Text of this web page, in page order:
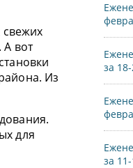
свежих
А вот
Из
для
за
за